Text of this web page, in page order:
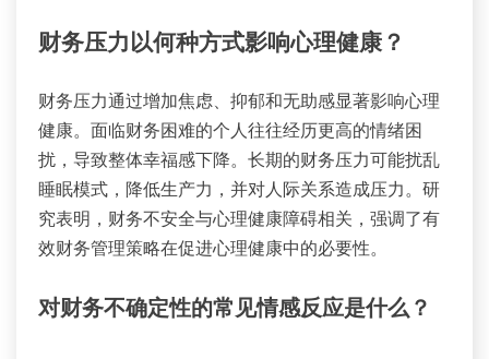
财务压力以何种方式影响心理健康？
财务压力通过增加焦虑、抑郁和无助感显著影响心理
健康。面临财务困难的个人往往经历更高的情绪困
扰，导致整体幸福感下降。长期的财务压力可能扰乱
睡眠模式，降低生产力，并对人际关系造成压力。研
究表明，财务不安全与心理健康障碍相关，强调了有
效财务管理策略在促进心理健康中的必要性。
对财务不确定性的常见情感反应是什么？